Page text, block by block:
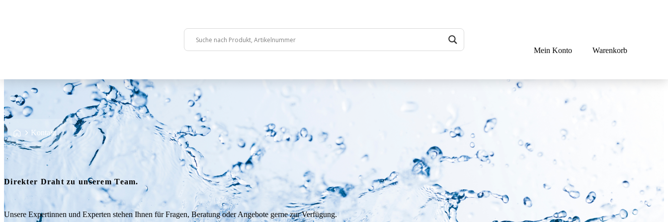
Mein Konto Warenkorb
Zurück
Service
Servicebereitschaft
Gebrauchte Anlagen
Zurück
Technologie
HT Servo-Jet 4000
HTRS HT Recycling System H2O Re-use
HT Power
Zurück
Über uns
HT Team
Startseite
>
Kontakt
Direkter Draht zu unserem Team.
Unsere Expertinnen und Experten stehen Ihnen für Fragen, Beratung oder Angebote gerne zur Verfügung.